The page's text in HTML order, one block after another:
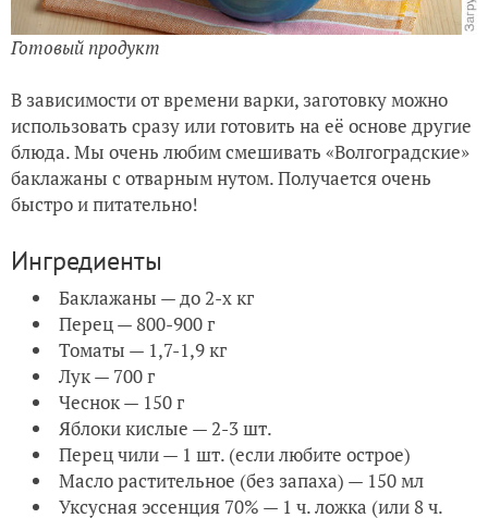
Готовый продукт
В зависимости от времени варки, заготовку можно
использовать сразу или готовить на её основе другие
блюда. Мы очень любим смешивать «Волгоградские»
баклажаны с отварным нутом. Получается очень
быстро и питательно!
Ингредиенты
Баклажаны — до 2-х кг
Перец — 800-900 г
Томаты — 1,7-1,9 кг
Лук — 700 г
Чеснок — 150 г
Яблоки кислые — 2-3 шт.
Перец чили — 1 шт. (если любите острое)
Масло растительное (без запаха) — 150 мл
Уксусная эссенция 70% — 1 ч. ложка (или 8 ч.